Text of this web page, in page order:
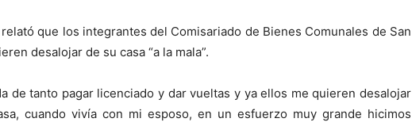
que los integrantes del Comisariado de Bienes Comunales de San
desalojar de su casa “a la mala”.
de tanto pagar licenciado y dar vueltas y ya ellos me quieren desalojar
cuando vivía con mi esposo, en un esfuerzo muy grande hicimos